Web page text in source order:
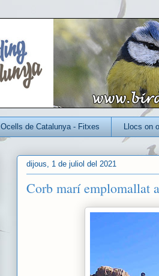
Ocells de Catalunya - Fitxes Llocs on
dijous, 1 de juliol del 2021
Corb marí emplomallat